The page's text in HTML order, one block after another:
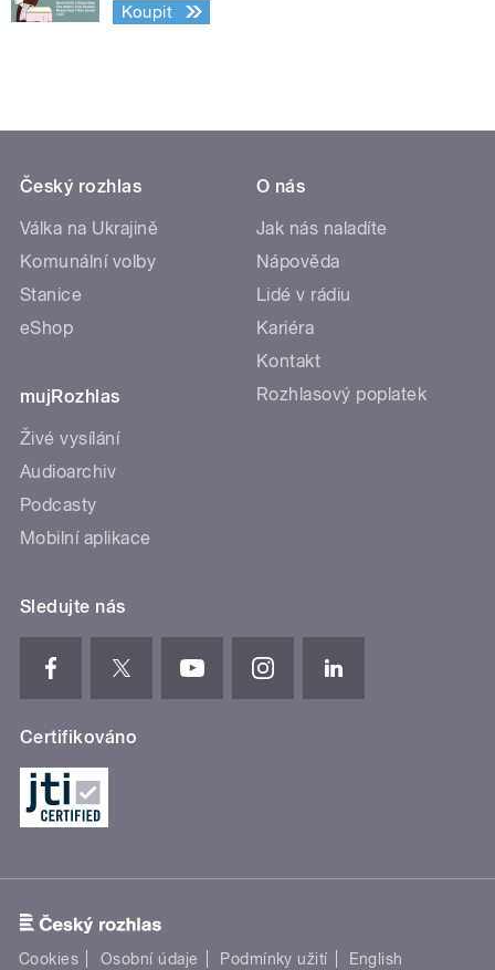
Koupit
Český rozhlas
Válka na Ukrajině
Komunální volby
Stanice
eShop
mujRozhlas
Živé vysílání
Audioarchiv
Podcasty
Mobilní aplikace
O nás
Jak nás naladíte
Nápověda
Lidé v rádiu
Kariéra
Kontakt
Rozhlasový poplatek
Sledujte nás
Certifikováno
Cookies Osobní údaje Podmínky užití English